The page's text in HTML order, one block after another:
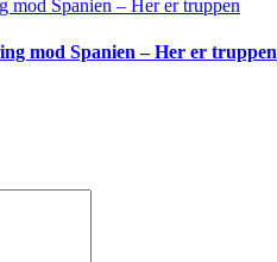
mod Spanien – Her er truppen